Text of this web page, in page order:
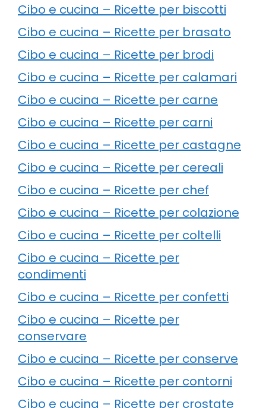
Cibo e cucina – Ricette per biscotti
Cibo e cucina – Ricette per brasato
Cibo e cucina – Ricette per brodi
Cibo e cucina – Ricette per calamari
Cibo e cucina – Ricette per carne
Cibo e cucina – Ricette per carni
Cibo e cucina – Ricette per castagne
Cibo e cucina – Ricette per cereali
Cibo e cucina – Ricette per chef
Cibo e cucina – Ricette per colazione
Cibo e cucina – Ricette per coltelli
Cibo e cucina – Ricette per
condimenti
Cibo e cucina – Ricette per confetti
Cibo e cucina – Ricette per
conservare
Cibo e cucina – Ricette per conserve
Cibo e cucina – Ricette per contorni
Cibo e cucina – Ricette per crostate